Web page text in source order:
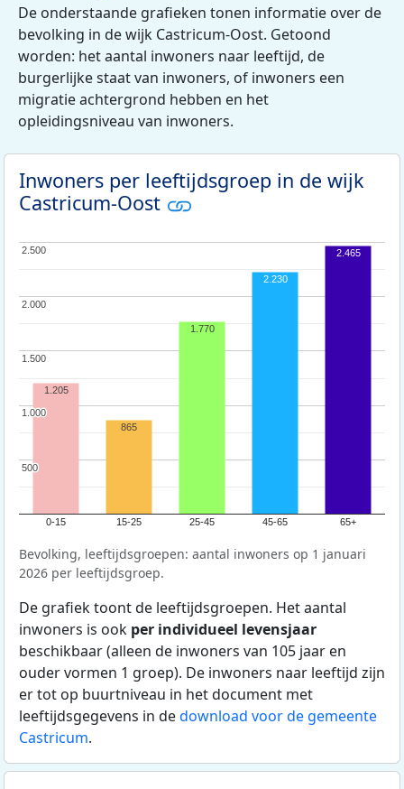
De onderstaande grafieken tonen informatie over de
bevolking in de wijk Castricum-Oost. Getoond
worden: het aantal inwoners naar leeftijd, de
burgerlijke staat van inwoners, of inwoners een
migratie achtergrond hebben en het
opleidingsniveau van inwoners.
Inwoners per leeftijdsgroep in de wijk
Castricum-Oost
0-15 15-25 25-45 45-65 65+
500
500
1.000
1.000
1.500
1.500
2.000
2.000
2.500
2.500
1.205
865
1.770
2.230
2.465
Bevolking, leeftijdsgroepen: aantal inwoners op 1 januari
2026 per leeftijdsgroep.
De grafiek toont de leeftijdsgroepen. Het aantal
inwoners is ook per individueel levensjaar
beschikbaar (alleen de inwoners van 105 jaar en
ouder vormen 1 groep). De inwoners naar leeftijd zijn
er tot op buurtniveau in het document met
leeftijdsgegevens in dedownload voor de gemeente
Castricum.